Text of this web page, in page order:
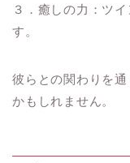
３．癒しの力：ツ
す。
彼らとの関わりを
かもしれません。